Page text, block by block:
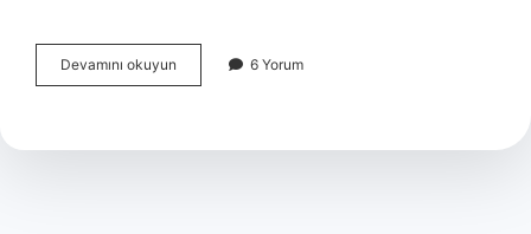
Devamını okuyun Osmanlının
Tarihini
6 Yorum